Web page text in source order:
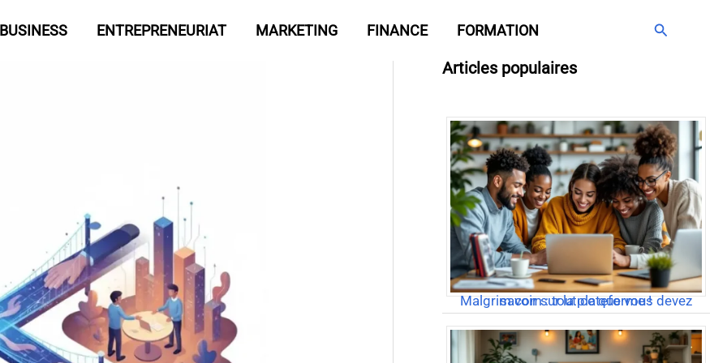
BUSINESS ENTREPRENEURIAT MARKETING FINANCE FORMATION Rechercher
Articles populaires
Malgrim com : tout ce que vous devez savoir sur la plateforme !